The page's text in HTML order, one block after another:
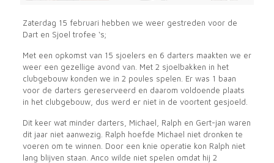
Zaterdag 15 februari hebben we weer gestreden voor de
Dart en Sjoel trofee ‘s;
Met een opkomst van 15 sjoelers en 6 darters maakten we er
weer een gezellige avond van. Met 2 sjoelbakken in het
clubgebouw konden we in 2 poules spelen. Er was 1 baan
voor de darters gereserveerd en daarom voldoende plaats
in het clubgebouw, dus werd er niet in de voortent gesjoeld.
Dit keer wat minder darters, Michael, Ralph en Gert-jan waren
dit jaar niet aanwezig. Ralph hoefde Michael niet dronken te
voeren om te winnen. Door een knie operatie kon Ralph niet
lang blijven staan. Anco wilde niet spelen omdat hij 2